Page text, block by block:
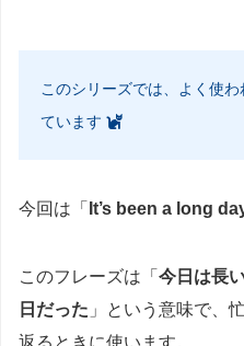
このシリーズでは、よく使
ています
今回は「 It’s been a long
このフレーズは「 今日は長
日だった 」という意味で、